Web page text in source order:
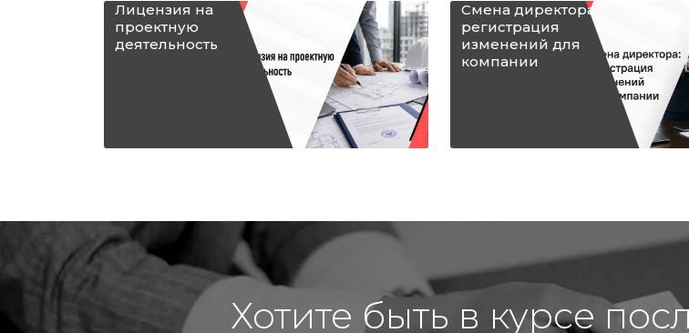
Лицензия на
проектную
деятельность
Смена директора:
регистрация
изменений для
компании
Хотите быть в курсе